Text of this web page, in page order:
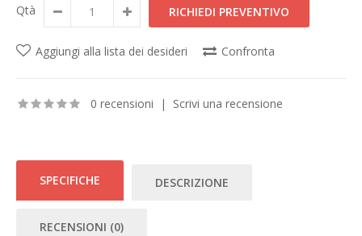
Qtà
Aggiungi alla lista dei desideri Confronta
0 recensioni | Scrivi una recensione
SPECIFICHE DESCRIZIONE
RECENSIONI (0)